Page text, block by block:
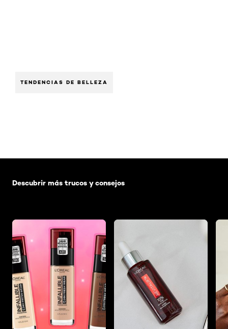
TENDENCIAS DE BELLEZA
Descubrir más trucos y consejos